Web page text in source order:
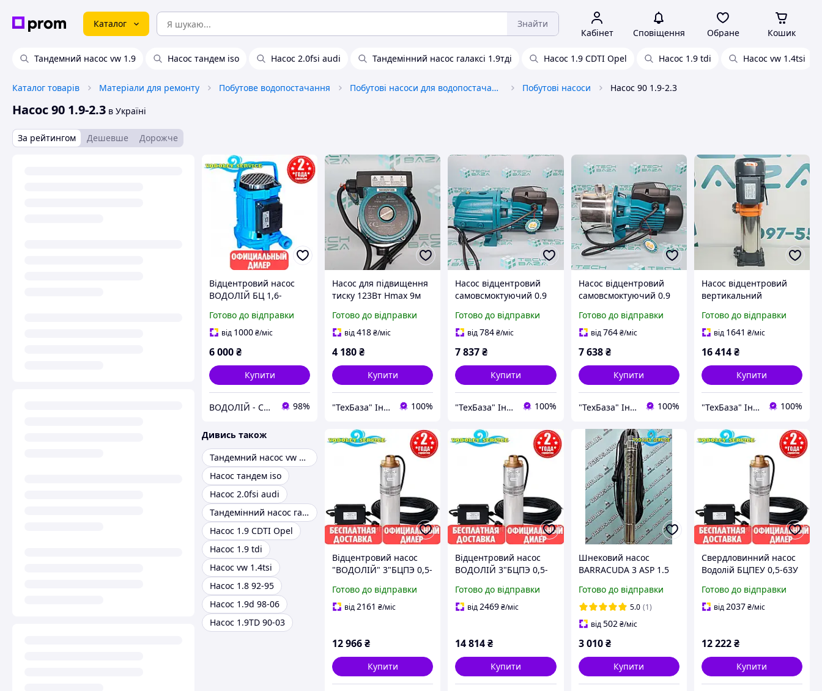
Каталог Знайти
Кабінет Сповіщення Обране Кошик
Тандемний насос vw 1.9 Насос тандем iso Насос 2.0fsi audi Тандемінний насос галаксі 1.9тді Насос 1.9 CDTI Opel Насос 1.9 tdi Насос vw 1.4tsi
Каталог товарів Матеріали для ремонту Побутове водопостачання Побутові насоси для водопостачання, водовідведення Побутові насоси Насос 90 1.9-2.3
Насос 90 1.9-2.3 в Україні
За рейтингом Дешевше Дорожче
Відцентровий насос
ВОДОЛІЙ БЦ 1,6-
Qmax - 115 L/min / 0.9
кВт / вертикальний)
Готово до відправки
від 1000₴/міс
6 000₴
Купити
ВОДОЛІЙ - СЕРВІС 98%
Насос для підвищення
тиску 123Вт Hmax 9м
160мм+гайки Ø½" LEO
3.0 LRP15-90A/160
Готово до відправки
від418₴/міс
4 180₴
Купити
"ТехБаза" Інтернет магазин 100%
Насос відцентровий
самовсмоктуючий 0.9
85л/хв LEO 3.0 AJm90
(775386)
Готово до відправки
від784₴/міс
7 837₴
Купити
"ТехБаза" Інтернет магазин 100%
Насос відцентровий
самовсмоктуючий 0.9
60л/мін (нерж) LEO 3.0
AJm90S (775355)
Готово до відправки
від764 ₴/міс
7 638 ₴
Купити
"ТехБаза" Інтернет магазин 100%
Насос відцентровий
вертикальний
кВт Hmax 105м Qmax
67 л/хв LEO 3.0 (EVPm2-
Готово до відправки
від 1641 ₴/міс
16 414₴
Купити
"ТехБаза" Інтернет магазин 100%
Дивись також
Тандемний насос vw 1.9
Насос тандем iso
Насос 2.0fsi audi
Тандемінний насос галаксі 1.9тді
Насос 1.9 CDTI Opel
Насос 1.9 tdi
Насос vw 1.4tsi
Насос 1.8 92-95
Насос 1.9d 98-06
Насос 1.9TD 90-03
Відцентровий насос
"ВОДОЛІЙ" 3"БЦПЭ 0,5-
Qmax - 2,9 м3/год / 1
кВт / Ø 75mm )
Готово до відправки
від2161 ₴/міс
12 966₴
Купити
Відцентровий насос
ВОДОЛІЙ 3"БЦПЭ 0,5-
Qmax - 2,9 м3/год / 1.28
кВт / Ø 75mm )
Готово до відправки
від2469₴/міс
14 814₴
Купити
Шнековий насос
BARRACUDA 3 ASP 1.5
Qmax 45 L/min / 3" /
0.55 кВт)
Готово до відправки
5.0 (1)
від502 ₴/міс
3 010 ₴
Купити
Свердловинний насос
Водолій БЦПЕУ 0,5-63У
60 L/min / 1.2 кВт / Ø
96mm )
Готово до відправки
від2037₴/міс
12 222₴
Купити